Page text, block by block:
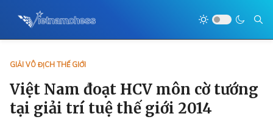
GIẢI VÔ ĐỊCH THẾ GIỚI
Việt Nam đoạt HCV môn cờ tướng
tại giải trí tuệ thế giới 2014